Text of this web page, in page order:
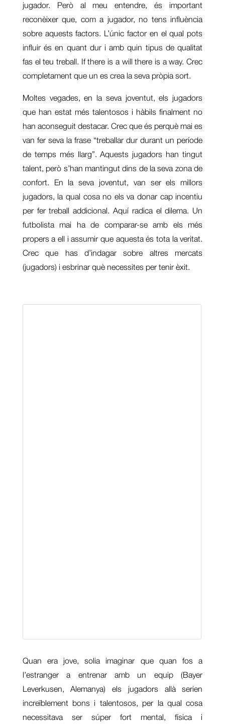
jugador. Però al meu entendre, és important
reconèixer que, com a jugador, no tens influència
sobre aquests factors. L’únic factor en el qual pots
influir és en quant dur i amb quin tipus de qualitat
fas el teu treball. If there is a will there is a way. Crec
completament que un es crea la seva pròpia sort.
Moltes vegades, en la seva joventut, els jugadors
que han estat més talentosos i hàbils finalment no
han aconseguit destacar. Crec que és perquè mai es
van fer seva la frase “treballar dur durant un període
de temps més llarg”. Aquests jugadors han tingut
talent, però s’han mantingut dins de la seva zona de
confort. En la seva joventut, van ser els millors
jugadors, la qual cosa no els va donar cap incentiu
per fer treball addicional. Aquí radica el dilema. Un
futbolista mai ha de comparar-se amb els més
propers a ell i assumir que aquesta és tota la veritat.
Crec que has d’indagar sobre altres mercats
(jugadors) i esbrinar què necessites per tenir èxit.
Quan era jove, solia imaginar que quan fos a
l’estranger a entrenar amb un equip (Bayer
Leverkusen, Alemanya) els jugadors allà serien
increïblement bons i talentosos, per la qual cosa
necessitava ser súper fort mental, física i